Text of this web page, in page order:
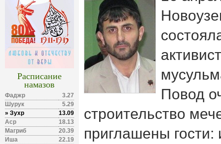
Расписание
намазов
Фаджр
3.27
Шурук
5.29
» Зухр
13.09
Аср
18.13
Магриб
20.39
Иша
22.19
Повод
строительство
приглашены